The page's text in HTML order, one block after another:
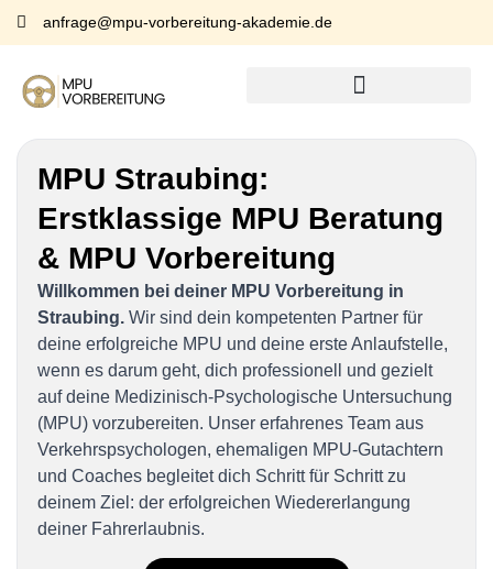
anfrage@mpu-vorbereitung-akademie.de
MPU Straubing:
Erstklassige MPU Beratung
& MPU Vorbereitung
Willkommen bei deiner MPU Vorbereitung in
Straubing. Wir sind dein kompetenten Partner für
deine erfolgreiche MPU und deine erste Anlaufstelle,
wenn es darum geht, dich professionell und gezielt
auf deine Medizinisch-Psychologische Untersuchung
(MPU) vorzubereiten. Unser erfahrenes Team aus
Verkehrspsychologen, ehemaligen MPU-Gutachtern
und Coaches begleitet dich Schritt für Schritt zu
deinem Ziel: der erfolgreichen Wiedererlangung
deiner Fahrerlaubnis.